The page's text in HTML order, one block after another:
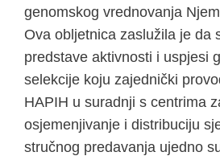
genomskog vrednovanja
Ova obljetnica zaslužila je da
predstave aktivnosti i uspjesi
selekcije koju zajednički
HAPIH u suradnji s centrima
osjemenjivanje i distribuciju
stručnog predavanja ujedno